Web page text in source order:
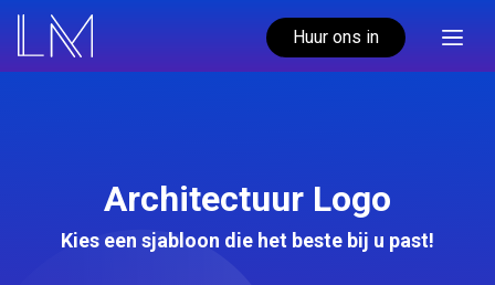
Huur ons in
Architectuur Logo
Kies een sjabloon die het beste bij u past!